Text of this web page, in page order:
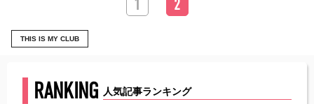
1 2
THIS IS MY CLUB
RANKING 人気記事ランキング